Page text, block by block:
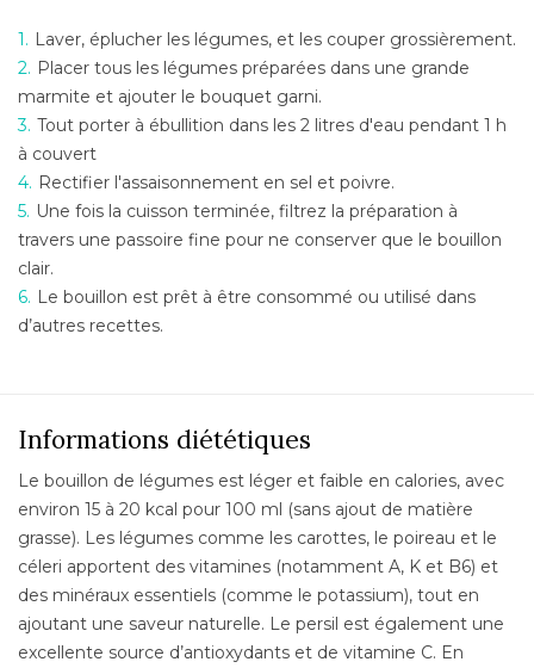
Laver, éplucher les légumes, et les couper grossièrement.
Placer tous les légumes préparées dans une grande
marmite et ajouter le bouquet garni.
Tout porter à ébullition dans les 2 litres d'eau pendant 1 h
à couvert
Rectifier l'assaisonnement en sel et poivre.
Une fois la cuisson terminée, filtrez la préparation à
travers une passoire fine pour ne conserver que le bouillon
clair.
Le bouillon est prêt à être consommé ou utilisé dans
d’autres recettes.
Informations diététiques
Le bouillon de légumes est léger et faible en calories, avec
environ 15 à 20 kcal pour 100 ml (sans ajout de matière
grasse). Les légumes comme les carottes, le poireau et le
céleri apportent des vitamines (notamment A, K et B6) et
des minéraux essentiels (comme le potassium), tout en
ajoutant une saveur naturelle. Le persil est également une
excellente source d’antioxydants et de vitamine C. En